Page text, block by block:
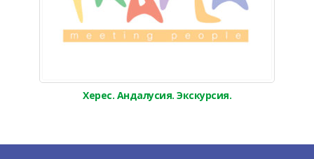
Херес. Андалусия. Экскурсия.